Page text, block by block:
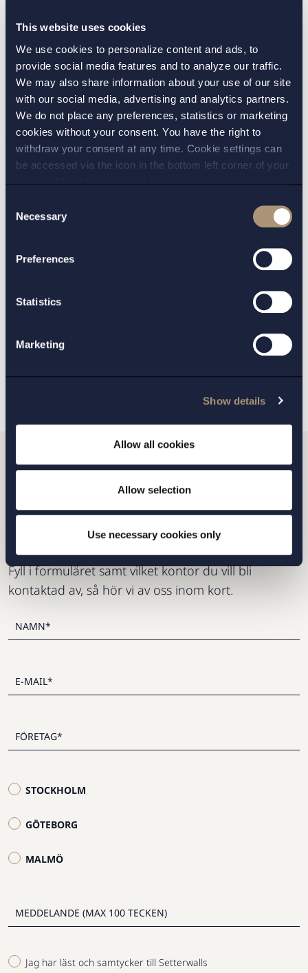
This website uses cookies
We use cookies to personalize content and ads, to
provide social media features and to analyze our traffic.
We may also share information about your use of our site
with our social media, advertising and analytics partners.
We do not place any preferences, statistics or marketing
cookies without your consent. You have the right to
withdraw your consent at any time. Cookie settings can
be accessed via the icon in the bottom left corner of your
screen. Should you choose to not consent we will only
andprivacy policy
for more details on cookies and our
Selection
Necessary
Preferences
Statistics
Marketing
Show details
Allow all cookies
Allow selection
Use necessary cookies only
parkettgolv återskapas i nyskick.
– Vi är mycket glada att en av Sveriges främsta
affärsjuridiska advokatbyråer väljer Sveriges
främsta adress. Förhyrningen är tydligt ett kvitto
på projektets styrka och att vår satsning på
hållbar kvalitet var ett riktigt beslut, säger
Andreas Philipsson, projektdirektör för
Sturegallerian AB.
KONTAKT:
Henrik Kjellander
STOCKHOLM
GÖTEBORG
MALMÖ
Jag har läst och samtycker till Setterwalls
Vill du komma i kontakt
med oss?
Fyll i formuläret samt vilket kontor du vill bli
kontaktad av, så hör vi av oss inom kort.